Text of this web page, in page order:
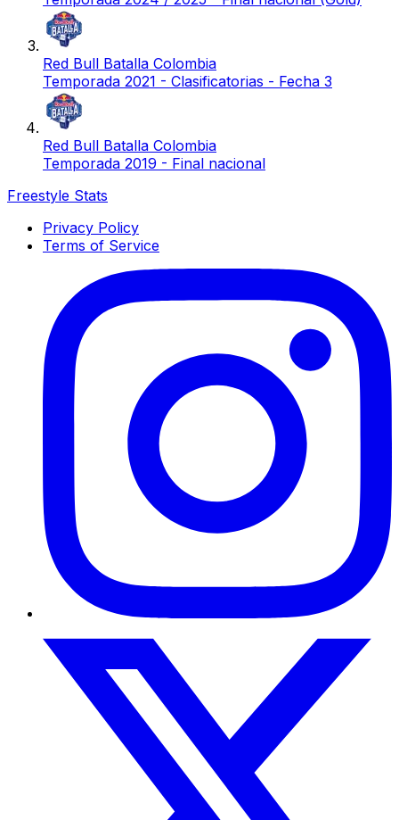
Red Bull Batalla Colombia
Temporada 2021 - Clasificatorias - Fecha 3
Red Bull Batalla Colombia
Temporada 2019 - Final nacional
Freestyle Stats
Privacy Policy
Terms of Service